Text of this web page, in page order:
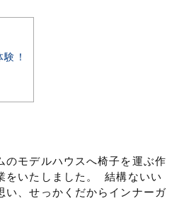
！
のモデルハウスへ椅子を運ぶ作
をいたしました。 結構ないい
い、せっかくだからインナーガ